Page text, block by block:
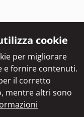
cookie
per migliorare
e fornire contenuti.
il corretto
mentre altri sono